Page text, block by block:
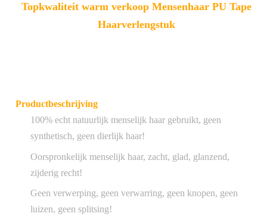
Topkwaliteit warm verkoop Mensenhaar PU Tape
Haarverlengstuk
Productbeschrijving
100% echt natuurlijk menselijk haar gebruikt, geen
synthetisch, geen dierlijk haar!
Oorspronkelijk menselijk haar, zacht, glad, glanzend,
zijderig recht!
Geen verwerping, geen verwarring, geen knopen, geen
luizen, geen splitsing!